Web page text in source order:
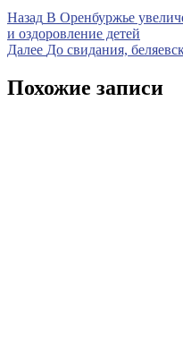
Навигация
по
Назад Предыдущая
запись
В Оренбуржье
и оздоровление детей
Далее Следующая
До свидания,
Похожие записи